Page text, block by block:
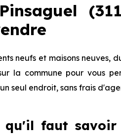
neufs et maisons neuves,
la commune pour vous
seul endroit, sans frais
qu'il faut